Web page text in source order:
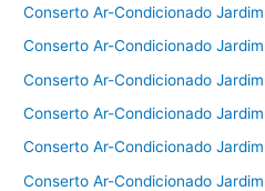
Conserto Ar-Condicionado
Conserto Ar-Condicionado
Conserto Ar-Condicionado
Conserto Ar-Condicionado
Conserto Ar-Condicionado
Conserto Ar-Condicionado